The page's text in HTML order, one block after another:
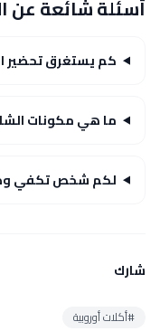
أسئلة شائعة عن
كم يستغرق تحضير
ما هي مكونات
لكم شخص تكفي
شارك
#أكلات أوروبية